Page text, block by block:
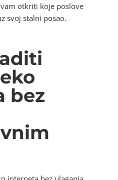
otkriti koje poslove
svoj stalni posao.
bez